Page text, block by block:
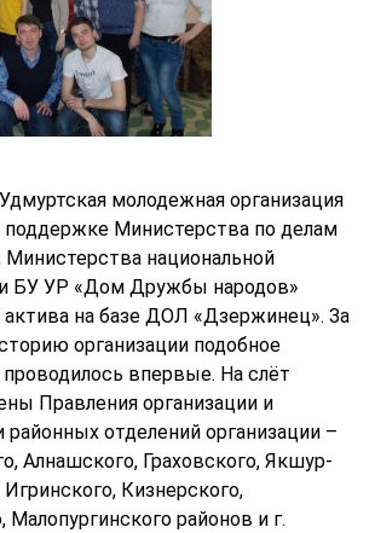
молодежная организация
Министерства по делам
национальной
БУ УР «Дом Дружбы народов»
актива на базе ДОЛ «Дзержинец». За
организации подобное
впервые. На слёт
Правления организации и
районных отделений организации –
Алнашского, Граховского, Якшур-
Кизнерского,
Малопургинского районов и г.